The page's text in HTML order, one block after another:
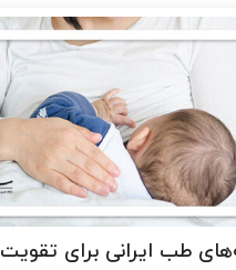
طب ایرانی برای تقویت